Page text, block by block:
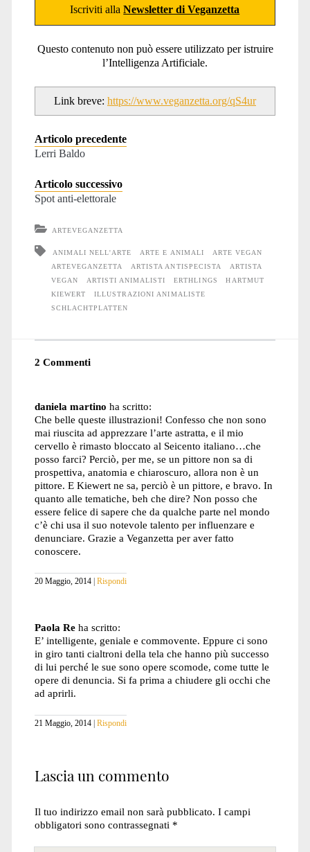
Iscriviti allaNewsletter di Veganzetta
Questo contenuto non può essere utilizzato per istruire
l’Intelligenza Artificiale.
Link breve: https://www.veganzetta.org/qS4ur
Articolo precedente
Lerri Baldo
Articolo successivo
Spot anti-elettorale
ARTEVEGANZETTA
ANIMALI NELL'ARTE ARTE E ANIMALI
ARTE VEGAN
ARTEVEGANZETTA
ARTISTA ANTISPECISTA
ARTISTA
VEGAN
ARTISTI ANIMALISTI ERTHLINGS
HARTMUT
KIEWERT
ILLUSTRAZIONI ANIMALISTE
SCHLACHTPLATTEN
2 Commenti
daniela martino ha scritto:
Che belle queste illustrazioni! Confesso che non sono
mai riuscita ad apprezzare l’arte astratta, e il mio
cervello è rimasto bloccato al Seicento italiano…che
posso farci? Perciò, per me, se un pittore non sa di
prospettiva, anatomia e chiaroscuro, allora non è un
pittore. E Kiewert ne sa, perciò è un pittore, e bravo. In
quanto alle tematiche, beh che dire? Non posso che
essere felice di sapere che da qualche parte nel mondo
c’è chi usa il suo notevole talento per influenzare e
denunciare. Grazie a Veganzetta per aver fatto
conoscere.
20 Maggio, 2014 Rispondi
Paola Re ha scritto:
E’ intelligente, geniale e commovente. Eppure ci sono
in giro tanti cialtroni della tela che hanno più successo
di lui perché le sue sono opere scomode, come tutte le
opere di denuncia. Si fa prima a chiudere gli occhi che
ad aprirli.
21 Maggio, 2014 Rispondi
Lascia un commento
Il tuo indirizzo email non sarà pubblicato. I campi
obbligatori sono contrassegnati *